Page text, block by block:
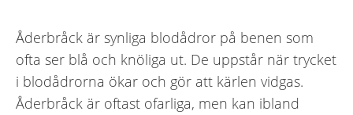
Åderbråck är synliga blodådror på benen som
ofta ser blå och knöliga ut. De uppstår när trycket
i blodådrorna ökar och gör att kärlen vidgas.
Åderbråck är oftast ofarliga, men kan ibland